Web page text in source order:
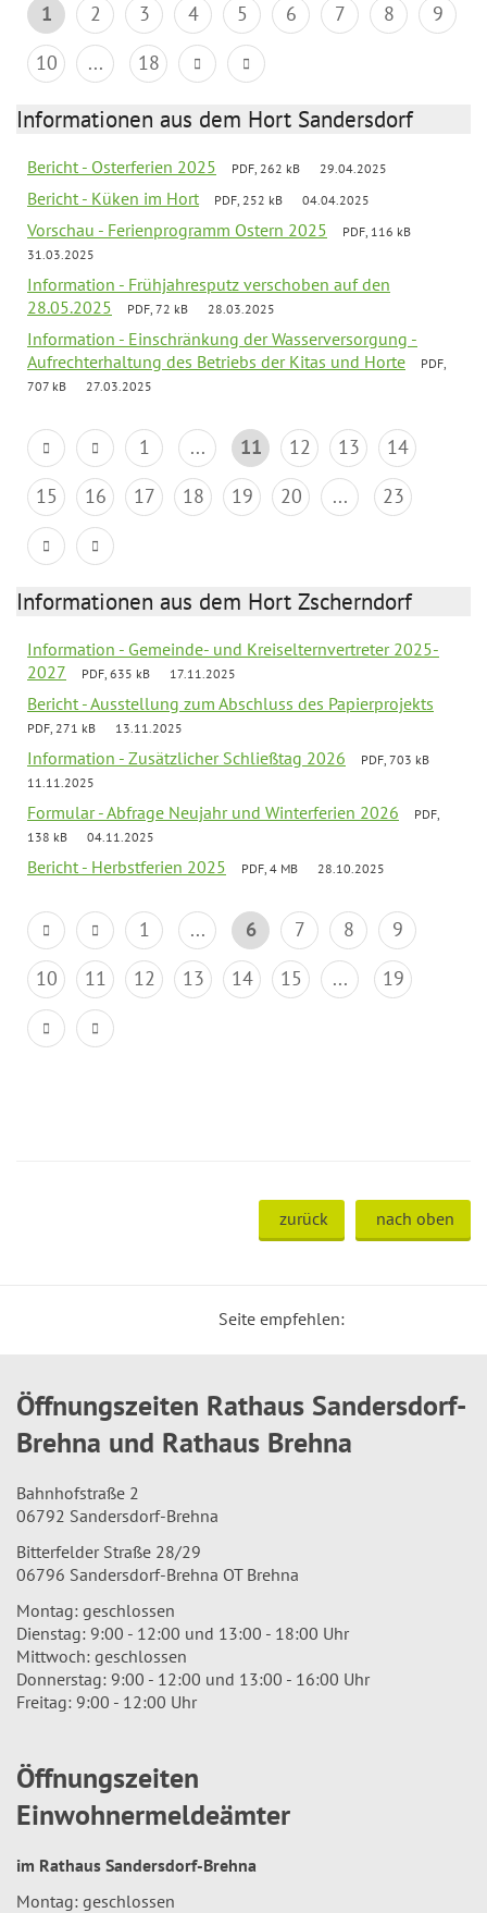
1 2 3 4 5 6 7 8
9
10
... 18
Informationen aus dem Hort Sandersdorf
Bericht - Osterferien 2025 PDF, 262 kB 29.04.2025
Bericht - Küken im Hort PDF, 252 kB 04.04.2025
Vorschau - Ferienprogramm Ostern 2025
PDF, 116 kB
31.03.2025
Information - Frühjahresputz verschoben auf den
28.05.2025
PDF, 72 kB 28.03.2025
Information - Einschränkung der Wasserversorgung -
Aufrechterhaltung des Betriebs der Kitas und Horte
PDF,
707 kB
27.03.2025
1 ... 11 12 13
14
15
16 17 18 19 20 ... 23
Informationen aus dem Hort Zscherndorf
Information - Gemeinde- und Kreiselternvertreter 2025-
2027
PDF, 635 kB 17.11.2025
Bericht - Ausstellung zum Abschluss des Papierprojekts
PDF, 271 kB 13.11.2025
Information - Zusätzlicher Schließtag 2026
PDF, 703 kB
11.11.2025
Formular - Abfrage Neujahr und Winterferien 2026
PDF,
138 kB
04.11.2025
Bericht - Herbstferien 2025 PDF, 4 MB 28.10.2025
1 ... 6 7 8
9
10
11 12 13 14 15 ... 19
zurück nach oben
Seite empfehlen:
Öffnungszeiten Rathaus Sandersdorf-
Brehna und Rathaus Brehna
Bahnhofstraße 2
06792 Sandersdorf-Brehna
Bitterfelder Straße 28/29
06796 Sandersdorf-Brehna OT Brehna
Montag: geschlossen
Dienstag: 9:00 - 12:00 und 13:00 - 18:00 Uhr
Mittwoch: geschlossen
Donnerstag: 9:00 - 12:00 und 13:00 - 16:00 Uhr
Freitag: 9:00 - 12:00 Uhr
Öffnungszeiten
Einwohnermeldeämter
im Rathaus Sandersdorf-Brehna
Montag: geschlossen